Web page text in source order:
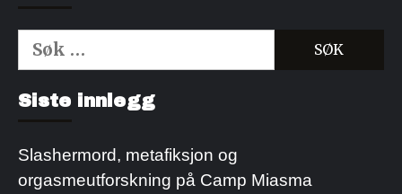
Søk
etter:
Siste innlegg
Slashermord, metafiksjon og
orgasmeutforskning på Camp Miasma